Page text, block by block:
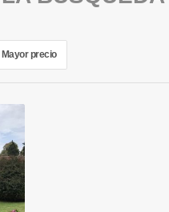
Mayor precio